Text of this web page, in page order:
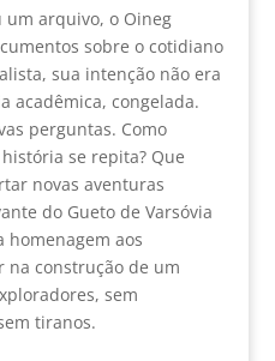
arquivo, o Oineg
sobre o cotidiano
sua intenção não era
acadêmica, congelada.
perguntas. Como
se repita? Que
novas aventuras
do Gueto de Varsóvia
homenagem aos
na construção de um
sem
tiranos.